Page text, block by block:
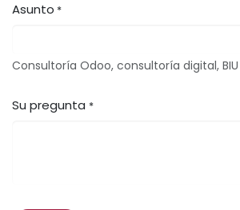
Asunto *
Consultoría Odoo, consultoría digital,
Su pregunta *